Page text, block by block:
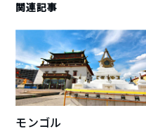
関連記事
モンゴル